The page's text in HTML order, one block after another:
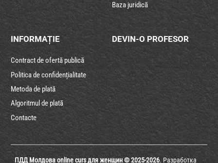
Baza juridică
INFORMAȚIE
Contract de ofertă publică
Politica de confidențialitate
Metoda de plată
Algoritmul de plată
Contacte
DEVIN-O PROFESOR
ПДД Молдова online curs для женщин © 2025-2026. Разработка